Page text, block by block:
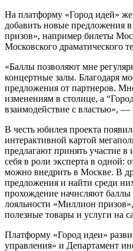
На платформу «Город идей»
добавить новые предложения
призов», например билеты
Московского драматического
«Баллы позволяют мне
концертные залы. Благодаря
предложения от партнеров.
изменениям в столице, а
взаимодействие с властью»,
В честь юбилея проекта
интерактивной картой
предлагают принять участие
себя в роли эксперта в одной:
можно внедрить в Москве. В
предложения и найти среди
прохождение начисляют
лояльности «Миллион
полезные товары и услуги на
Платформу «Город идеи»
управления» и Департамент